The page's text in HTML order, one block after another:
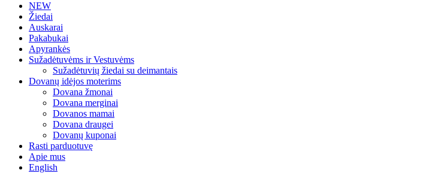
NEW
Žiedai
Auskarai
Pakabukai
Apyrankės
Sužadėtuvėms ir Vestuvėms
Sužadėtuvių žiedai su deimantais
Dovanų idėjos moterims
Dovana žmonai
Dovana merginai
Dovanos mamai
Dovana draugei
Dovanų kuponai
Rasti parduotuvę
Apie mus
English